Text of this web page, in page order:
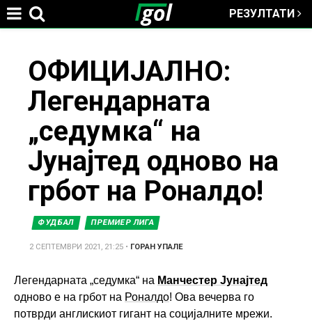
РЕЗУЛТАТИ
ОФИЦИЈАЛНО:
Легендарната
„седумка“ на
Јунајтед одново на
грбот на Роналдо!
ФУДБАЛ ПРЕМИЕР ЛИГА
2 СЕПТЕМВРИ 2021, 21:25 • ГОРАН УПАЛЕ
Легендарната „седумка“ на Манчестер Јунајтед
одново е на грбот на Роналдо! Ова вечерва го
потврди англискиот гигант на социјалните мрежи.